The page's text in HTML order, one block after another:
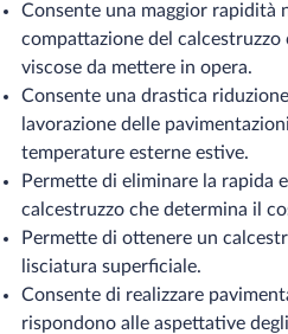
Consente una maggior rapidità
compattazione del
viscose da mettere in opera.
Consente una drastica
lavorazione delle
temperature esterne estive.
Permette di eliminare la rapida
calcestruzzo che determina il
Permette di ottenere un
lisciatura superficiale.
Consente di realizzare
rispondono alle aspettative